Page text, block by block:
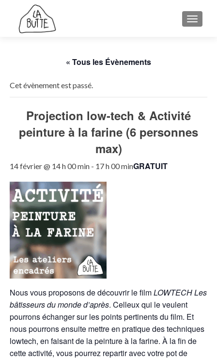
« Tous les Évènements
Cet évènement est passé.
Projection low-tech & Activité
peinture à la farine (6 personnes
max)
14 février @ 14 h 00 min - 17 h 00 minGRATUIT
Nous vous proposons de découvrir le filmLOWTECH Les
bâtisseurs du monde d’après. Celleux qui le veulent
pourrons échanger sur les points pertinents du film. Et
nous pourrons ensuite mettre en pratique des techniques
lowtech, en faisant de la peinture à la farine. À la fin de
cette activité, vous pourrez repartir avec votre pot de